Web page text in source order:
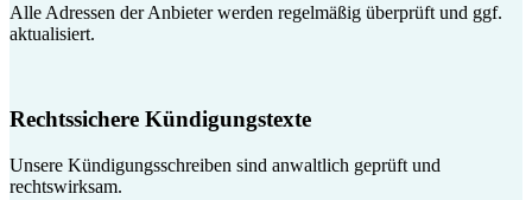
Alle Adressen der Anbieter werden regelmäßig überprüft und ggf.
aktualisiert.
Rechtssichere Kündigungstexte
Unsere Kündigungsschreiben sind anwaltlich geprüft und
rechtswirksam.